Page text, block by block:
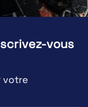
vous
votre